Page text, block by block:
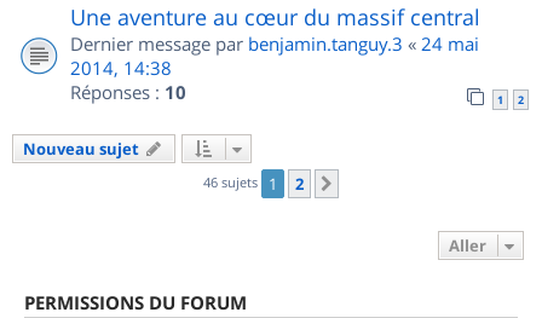
Une aventure au cœur du massif central
Dernier message par benjamin.tanguy.3 « 24 mai
2014, 14:38
Réponses : 10 1 2
Nouveau sujet
46 sujets 1 2
Aller
PERMISSIONS DU FORUM